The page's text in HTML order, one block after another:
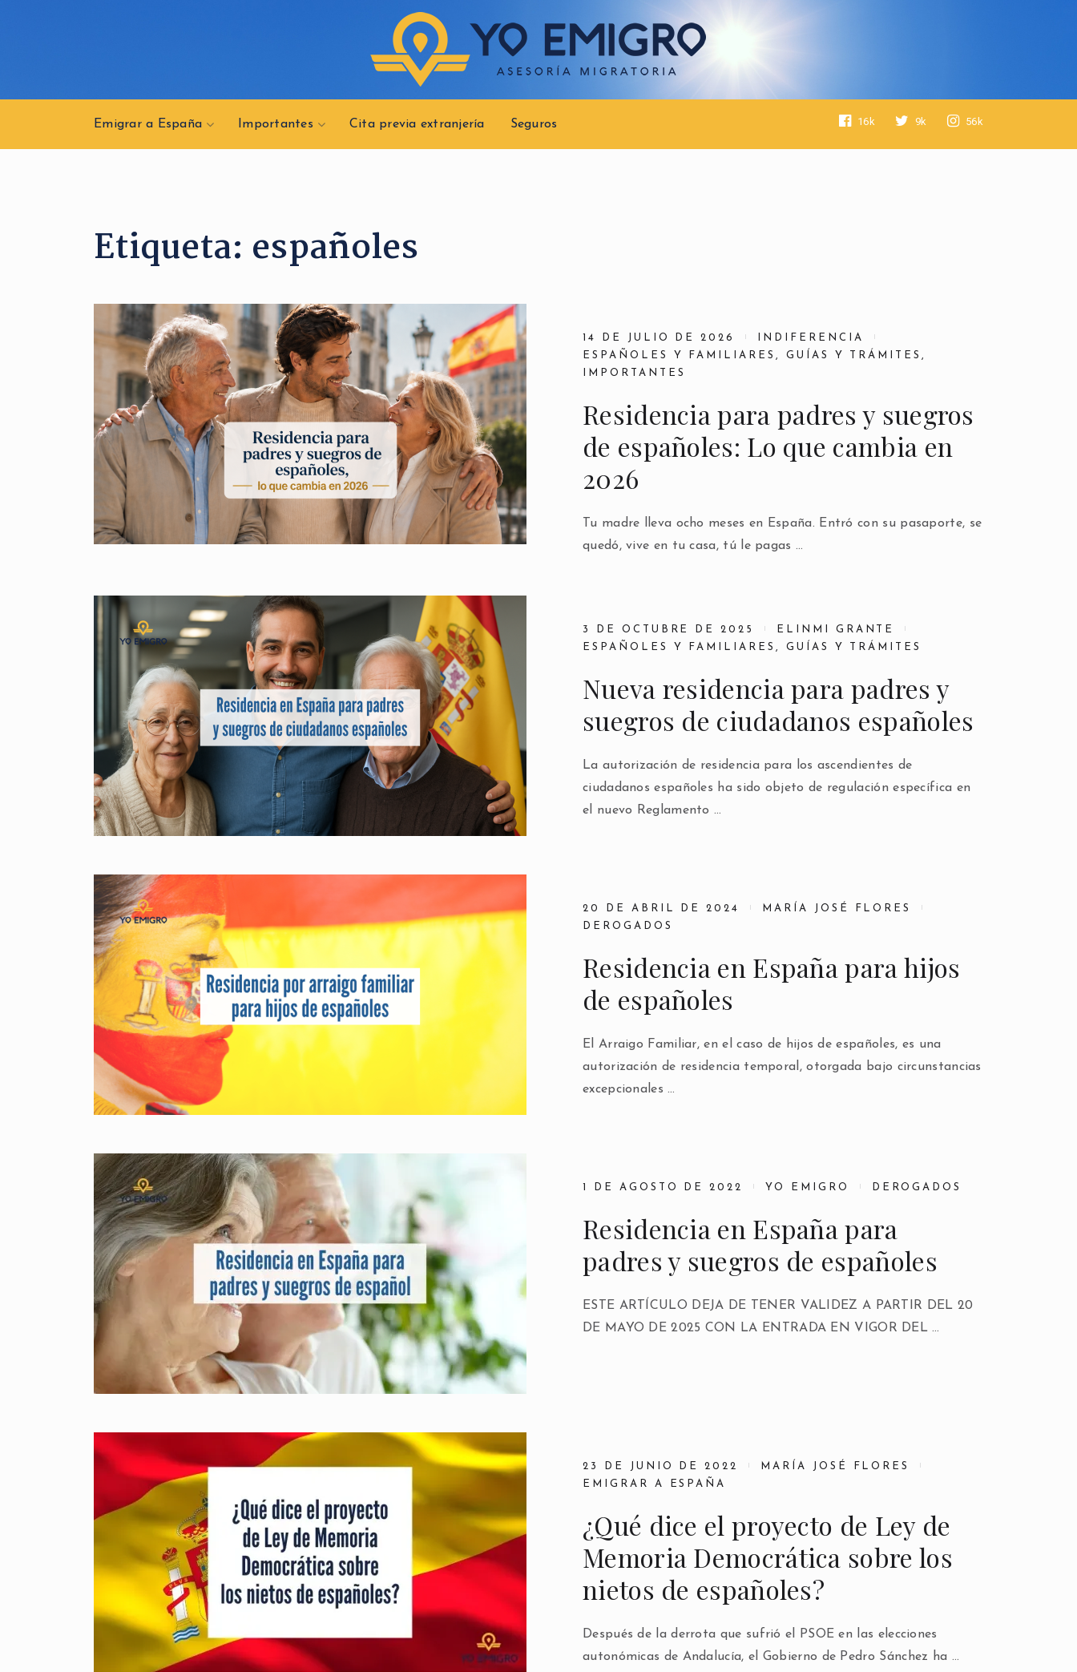
Emigrar a España Importantes Cita previa extranjería Seguros 16k 9k 56k
Etiqueta: españoles
14 DE JULIO DE 2026
INDIFERENCIA
ESPAÑOLES Y FAMILIARES , GUÍAS Y TRÁMITES,
IMPORTANTES
Residencia para padres y suegros
de españoles: Lo que cambia en
2026
Tu madre lleva ocho meses en España. Entró con su pasaporte, se
quedó, vive en tu casa, tú le pagas …
3 DE OCTUBRE DE 2025
ELINMI GRANTE
ESPAÑOLES Y FAMILIARES , GUÍAS Y TRÁMITES
Nueva residencia para padres y
suegros de ciudadanos españoles
La autorización de residencia para los ascendientes de
ciudadanos españoles ha sido objeto de regulación específica en
el nuevo Reglamento …
20 DE ABRIL DE 2024
MARÍA JOSÉ FLORES
DEROGADOS
Residencia en España para hijos
de españoles
El Arraigo Familiar, en el caso de hijos de españoles, es una
autorización de residencia temporal, otorgada bajo circunstancias
excepcionales …
1 DE AGOSTO DE 2022 YO EMIGRO DEROGADOS
Residencia en España para
padres y suegros de españoles
ESTE ARTÍCULO DEJA DE TENER VALIDEZ A PARTIR DEL 20
DE MAYO DE 2025 CON LA ENTRADA EN VIGOR DEL …
23 DE JUNIO DE 2022
MARÍA JOSÉ FLORES
EMIGRAR A ESPAÑA
¿Qué dice el proyecto de Ley de
Memoria Democrática sobre los
nietos de españoles?
Después de la derrota que sufrió el PSOE en las elecciones
autonómicas de Andalucía, el Gobierno de Pedro Sánchez ha …